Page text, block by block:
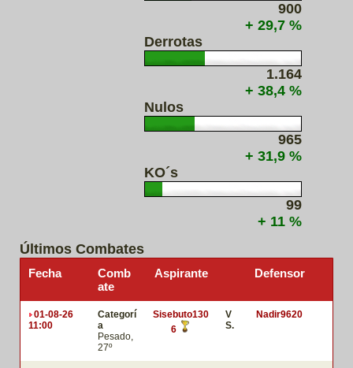
900
+ 29,7 %
Derrotas
1.164
+ 38,4 %
Nulos
965
+ 31,9 %
KO´s
99
+ 11 %
Últimos Combates
Fecha
Comb
ate
Aspirante Defensor
01-08-26
11:00
Categorí
a
Pesado,
27º
Sisebuto130
6
V
S.
Nadir9620